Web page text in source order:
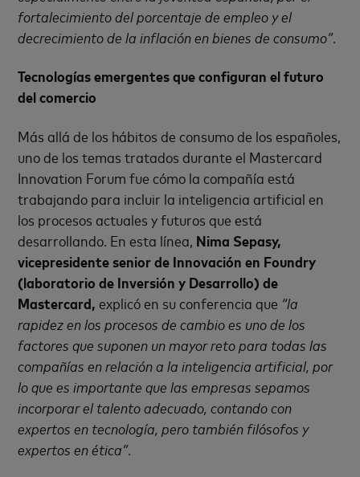
fortalecimiento del porcentaje de empleo y el
decrecimiento de la inflación en bienes de consumo”.
Tecnologías emergentes que configuran el futuro
del comercio
Más allá de los hábitos de consumo de los españoles,
uno de los temas tratados durante el Mastercard
Innovation Forum fue cómo la compañía está
trabajando para incluir la inteligencia artificial en
los procesos actuales y futuros que está
desarrollando. En esta línea, Nima Sepasy,
vicepresidente senior de Innovación en Foundry
(laboratorio de Inversión y Desarrollo) de
Mastercard, explicó en su conferencia que “la
rapidez en los procesos de cambio es uno de los
factores que suponen un mayor reto para todas las
compañías en relación a la inteligencia artificial, por
lo que es importante que las empresas sepamos
incorporar el talento adecuado, contando con
expertos en tecnología, pero también filósofos y
expertos en ética”.